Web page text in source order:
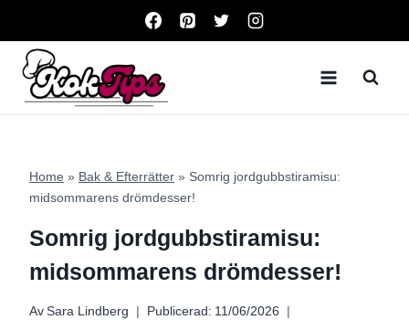
content
Home » Bak & Efterrätter » Somrig jordgubbstiramisu:
midsommarens drömdesser!
Somrig jordgubbstiramisu:
midsommarens drömdesser!
Av Sara Lindberg Publicerad: 11/06/2026